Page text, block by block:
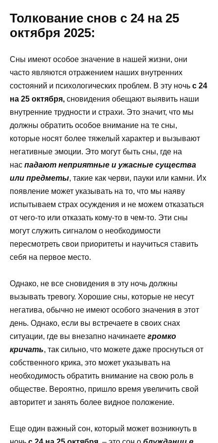
Толкование снов с 24 на 25
октября 2025:
Сны имеют особое значение в нашей жизни, они
часто являются отражением наших внутренних
состояний и психологических проблем. В эту ночь с 24
на 25 октября, сновидения обещают выявить наши
внутренние трудности и страхи. Это значит, что мы
должны обратить особое внимание на те сны,
которые носят более тяжелый характер и вызывают
негативные эмоции. Это могут быть сны, где на
нас падают неприятные и ужасные существа
или предметы, такие как черви, пауки или камни. Их
появление может указывать на то, что мы наяву
испытываем страх осуждения и не можем отказаться
от чего-то или отказать кому-то в чем-то. Эти сны
могут служить сигналом о необходимости
пересмотреть свои приоритеты и научиться ставить
себя на первое место.
Однако, не все сновидения в эту ночь должны
вызывать тревогу. Хорошие сны, которые не несут
негатива, обычно не имеют особого значения в этот
день. Однако, если вы встречаете в своих снах
ситуации, где вы внезапно начинаете громко
кричать, так сильно, что можете даже проснуться от
собственного крика, это может указывать на
необходимость обратить внимание на свою роль в
обществе. Вероятно, пришло время увеличить свой
авторитет и занять более видное положение.
Еще один важный сон, который может возникнуть в